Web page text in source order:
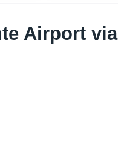
Airport via